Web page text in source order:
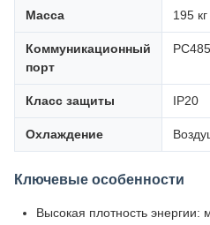
Масса 195 кг
Коммуникационный
порт
Класс защиты IP20
Охлаждение
Ключевые особенности
Высокая плотность энергии: